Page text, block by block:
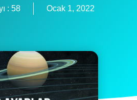
: 58 Ocak 1, 2022